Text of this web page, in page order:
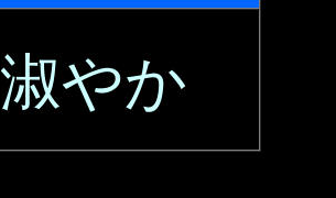
淑やか